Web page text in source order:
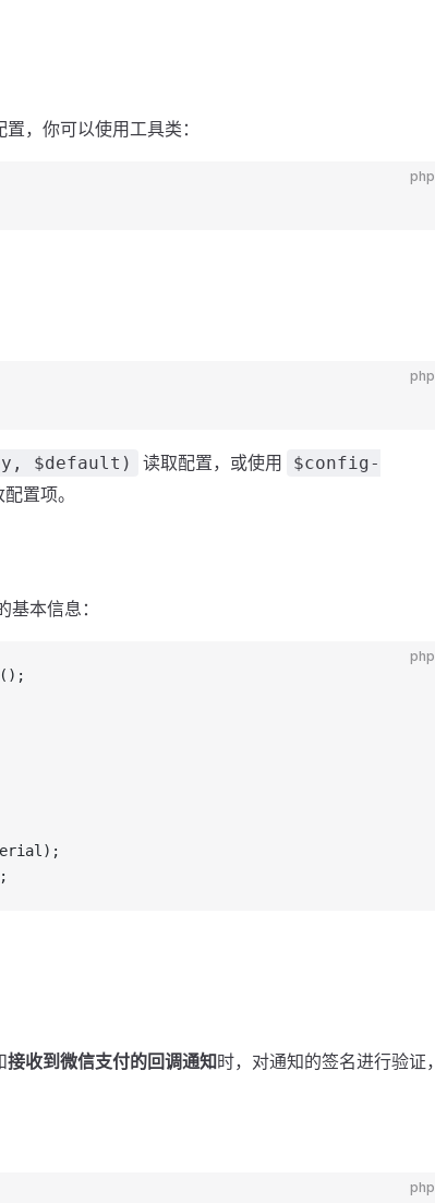
，你可以使用工具类：
php
php
$default) 读取配置，或使用
$config-
置项。
本信息：
php
();
接收到微信支付的回调通知时，对通知的签名进行验证，
php